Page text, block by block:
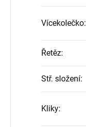
Vícekolečko:
Řetěz:
Stř. složení:
Kliky: